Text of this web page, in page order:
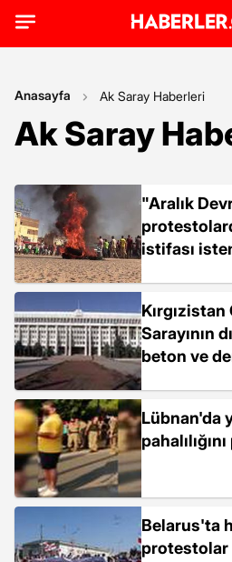
Anasayfa Ak Saray Haberleri
Ak Saray
"Aralık
istifası
Sarayının
beton ve
Lübnan'da
Belarus'ta
protestolar